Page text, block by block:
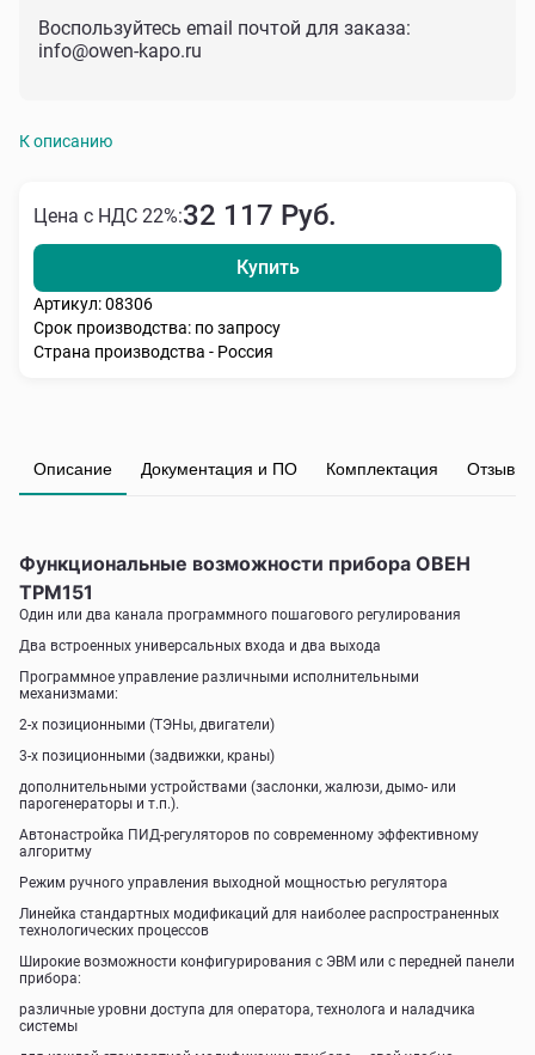
Воспользуйтесь email почтой для заказа:
info@owen-kapo.ru
К описанию
Цена с НДС 22%:32 117 Руб.
Купить
Артикул: 08306
Срок производства: по запросу
Страна производства - Россия
Описание Документация и ПО Комплектация Отзывы
Функциональные возможности прибора ОВЕН
ТРМ151
Один или два канала программного пошагового регулирования
Два встроенных универсальных входа и два выхода
Программное управление различными исполнительными
механизмами:
2-х позиционными (ТЭНы, двигатели)
3-х позиционными (задвижки, краны)
дополнительными устройствами (заслонки, жалюзи, дымо- или
парогенераторы и т.п.).
Автонастройка ПИД-регуляторов по современному эффективному
алгоритму
Режим ручного управления выходной мощностью регулятора
Линейка стандартных модификаций для наиболее распространенных
технологических процессов
Широкие возможности конфигурирования с ЭВМ или с передней панели
прибора:
различные уровни доступа для оператора, технолога и наладчика
системы